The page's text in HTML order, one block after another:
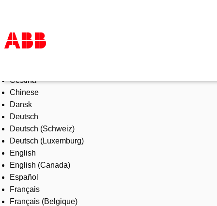
Products & Solutions
Industries
Services
About us
Where to buy
Contact us
Careers
Čeština
Chinese
Dansk
Deutsch
Deutsch (Schweiz)
Deutsch (Luxemburg)
English
English (Canada)
Español
Français
Français (Belgique)